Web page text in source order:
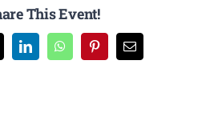
This Event!
LinkedInWhatsAppPinterestEmail